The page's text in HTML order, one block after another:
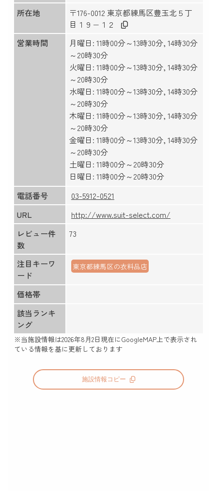
所在地
〒176-0012 東京都練馬区豊玉北５丁
目１９−１２
営業時間
月曜日: 11時00分～13時30分, 14時30分
～20時30分
火曜日: 11時00分～13時30分, 14時30分
～20時30分
水曜日: 11時00分～13時30分, 14時30分
～20時30分
木曜日: 11時00分～13時30分, 14時30分
～20時30分
金曜日: 11時00分～13時30分, 14時30分
～20時30分
土曜日: 11時00分～20時30分
日曜日: 11時00分～20時30分
電話番号
03-5912-0521
URL
http://www.suit-select.com/
レビュー件
数
73
注目キーワ
ード
東京都練馬区の衣料品店
価格帯
該当ランキ
ング
※当施設情報は2026年8月2日現在にGoogleMAP上で表示され
ている情報を基に更新しております
施設情報コピー